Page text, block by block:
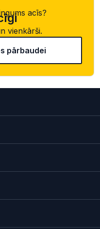
acīs?
vienkārši.
pārbaudei